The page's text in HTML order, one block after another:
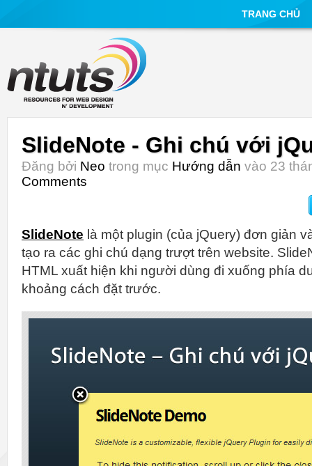
TRANG CHỦ
SlideNote - Ghi chú với
Đăng bởi Neo trong mục Hướng dẫn vào 23
Comments
SlideNote là một plugin (của jQuery) đơn giản
tạo ra các ghi chú dạng trượt trên website.
HTML xuất hiện khi người dùng đi xuống phía
khoảng cách đặt trước.